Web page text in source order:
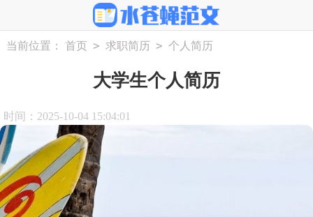
当前位置： 首页 > 求职简历 > 个人简历
大学生个人简历
时间：2025-10-04 15:04:01